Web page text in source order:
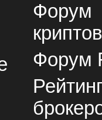
Форум
Форум